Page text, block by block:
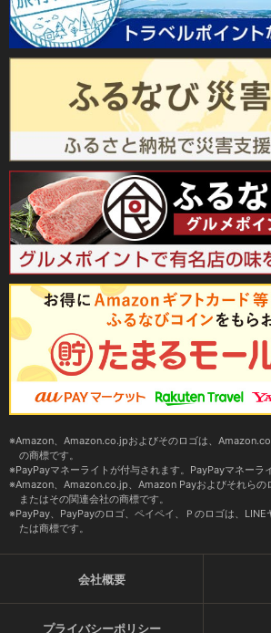
Amazon、Amazon.co.jpおよびそのロゴは、
の商標です。
PayPayマネーライトが付与されます。PayPayマネーラ
Amazon、Amazon.co.jp、Amazon Payおよびそれらの
またはその関連会社の商標です。
PayPay、PayPayのロゴ、ペイペイ、Ｐのロゴは、LINE
たは商標です。
会社概要
プライバシーポリシー